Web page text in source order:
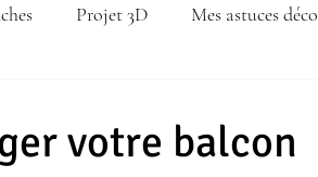
Projet 3D Mes astuces déco
votre balcon